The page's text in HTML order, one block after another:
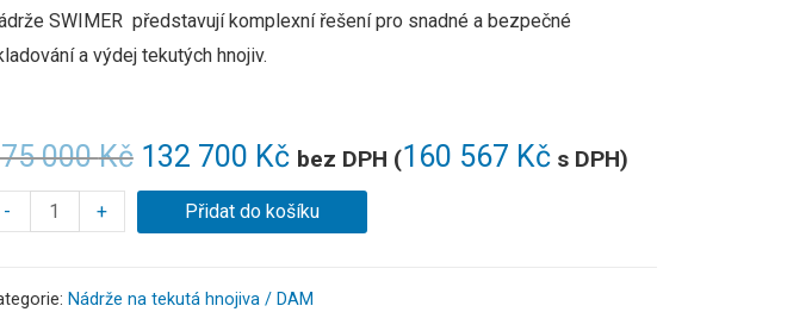
000Kč 132 700 Kč bez DPH (160 567 Kčs DPH)
SWIMER představují komplexní řešení pro snadné a bezpečné
a výdej tekutých hnojiv.
- + Přidat do košíku
Nádrže na tekutá hnojiva / DAM